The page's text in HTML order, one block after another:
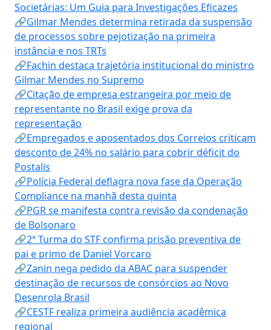
Societárias: Um Guia para Investigações Eficazes
🔗Gilmar Mendes determina retirada da suspensão
de processos sobre pejotização na primeira
instância e nos TRTs
🔗Fachin destaca trajetória institucional do ministro
Gilmar Mendes no Supremo
🔗Citação de empresa estrangeira por meio de
representante no Brasil exige prova da
representação
🔗Empregados e aposentados dos Correios criticam
desconto de 24% no salário para cobrir déficit do
Postalis
🔗Polícia Federal deflagra nova fase da Operação
Compliance na manhã desta quinta
🔗PGR se manifesta contra revisão da condenação
de Bolsonaro
🔗2ª Turma do STF confirma prisão preventiva de
pai e primo de Daniel Vorcaro
🔗Zanin nega pedido da ABAC para suspender
destinação de recursos de consórcios ao Novo
Desenrola Brasil
🔗CESTF realiza primeira audiência acadêmica
regional